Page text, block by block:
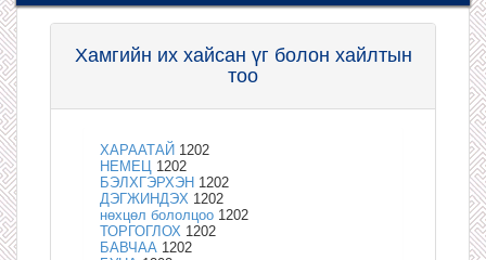
Хамгийн их хайсан үг болон хайлтын
тоо
ХАРААТАЙ 1202
НЕМЕЦ 1202
БЭЛХГЭРХЭН 1202
ДЭГЖИНДЭХ 1202
нөхцөл бололцоо 1202
ТОРГОГЛОХ 1202
БАВЧАА 1202